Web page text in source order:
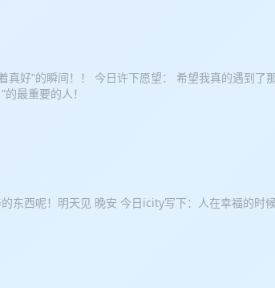
真好”的瞬间！！ 今日许下愿望： 希望我真的遇到了
最重要的人！
东西呢！明天见 晚安 今日icity写下：人在幸福的时